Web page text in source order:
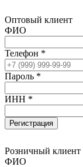
Оптовый клиент
ФИО
Телефон *
Пароль *
ИНН *
Регистрация
Розничный клиент
ФИО